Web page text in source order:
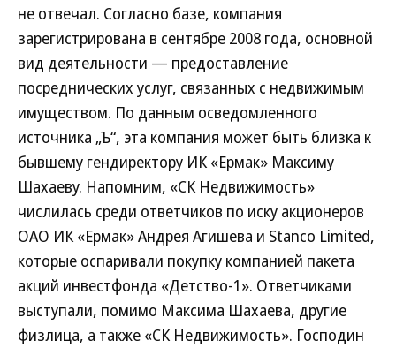
не отвечал. Согласно базе, компания
зарегистрирована в сентябре 2008 года, основной
вид деятельности — предоставление
посреднических услуг, связанных с недвижимым
имуществом. По данным осведомленного
источника „Ъ“, эта компания может быть близка к
бывшему гендиректору ИК «Ермак» Максиму
Шахаеву. Напомним, «СК Недвижимость»
числилась среди ответчиков по иску акционеров
ОАО ИК «Ермак» Андрея Агишева и Stanco Limited,
которые оспаривали покупку компанией пакета
акций инвестфонда «Детство-1». Ответчиками
выступали, помимо Максима Шахаева, другие
физлица, а также «СК Недвижимость». Господин